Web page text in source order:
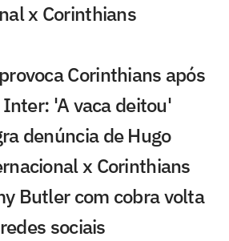
x Corinthians
Corinthians após
'A vaca deitou'
denúncia de Hugo
x Corinthians
Butler com cobra volta
sociais